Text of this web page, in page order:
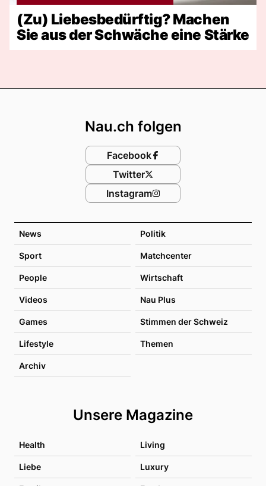
(Zu) Liebesbedürftig? Machen
Sie aus der Schwäche eine Stärke
News Politik
Sport Matchcenter
People Wirtschaft
Videos Nau Plus
Games Stimmen der Schweiz
Lifestyle Themen
Archiv
Unsere Magazine
Health Living
Liebe Luxury
Nau.ch folgen
Facebook
Twitter
Instagram